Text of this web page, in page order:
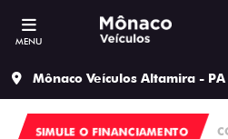
MENU
Mônaco Veículos Altamira - PA
SIMULE O FINANCIAMENTO